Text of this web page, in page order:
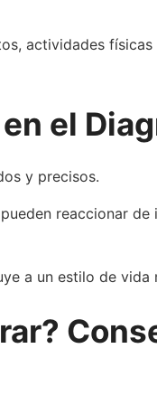
actividades
el
y precisos.
reaccionar
a un estilo de vida